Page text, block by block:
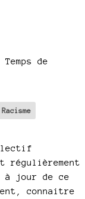
de
Racisme
régulièrement
à jour de ce
connaitre